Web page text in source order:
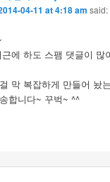
04-11 at 4:18 am said:
에 하도 스팸 댓글이 많
막 복잡하게 만들어
합니다~ 꾸벅~ ^^